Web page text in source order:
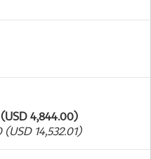
4,844.00)
(USD 14,532.01)